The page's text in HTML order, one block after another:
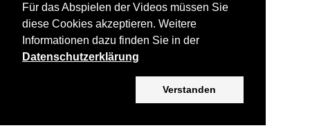
Für das Abspielen der Videos müssen Sie
diese Cookies akzeptieren. Weitere
Informationen dazu finden Sie in der
Datenschutzerklärung
Verstanden
Datenschutz Werbung Impressum